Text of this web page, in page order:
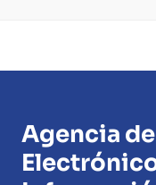
Agencia